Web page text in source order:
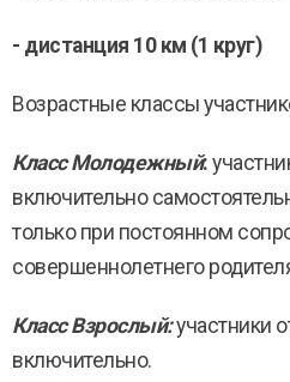
- дистанция 10 км (1 круг)
Возрастные классы
Класс Молодежный:
включительно
только при постоянном
совершеннолетнего
Класс Взрослый:участники
включительно.